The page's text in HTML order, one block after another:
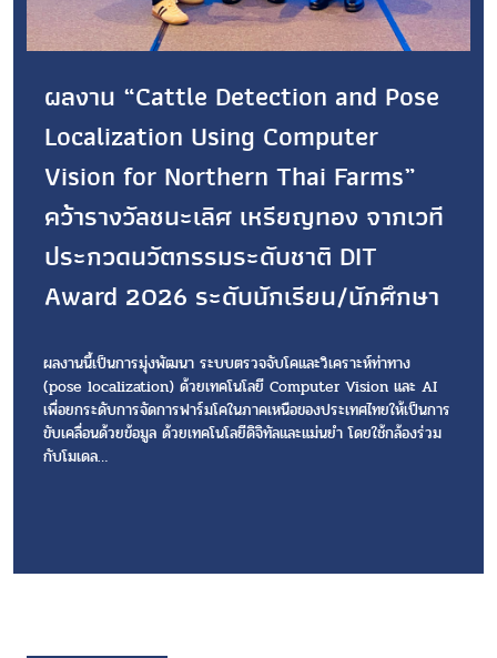
ผลงาน “Cattle Detection and Pose
Localization Using Computer
Vision for Northern Thai Farms”
คว้ารางวัลชนะเลิศ เหรียญทอง จากเวที
ประกวดนวัตกรรมระดับชาติ DIT
Award 2026 ระดับนักเรียน/นักศึกษา
ผลงานนี้เป็นการมุ่งพัฒนา ระบบตรวจจับโคและวิเคราะห์ท่าทาง
(pose localization) ด้วยเทคโนโลยี Computer Vision และ AI
เพื่อยกระดับการจัดการฟาร์มโคในภาคเหนือของประเทศไทยให้เป็นการ
ขับเคลื่อนด้วยข้อมูล ด้วยเทคโนโลยีดิจิทัลและแม่นยำ โดยใช้กล้องร่วม
กับโมเดล…